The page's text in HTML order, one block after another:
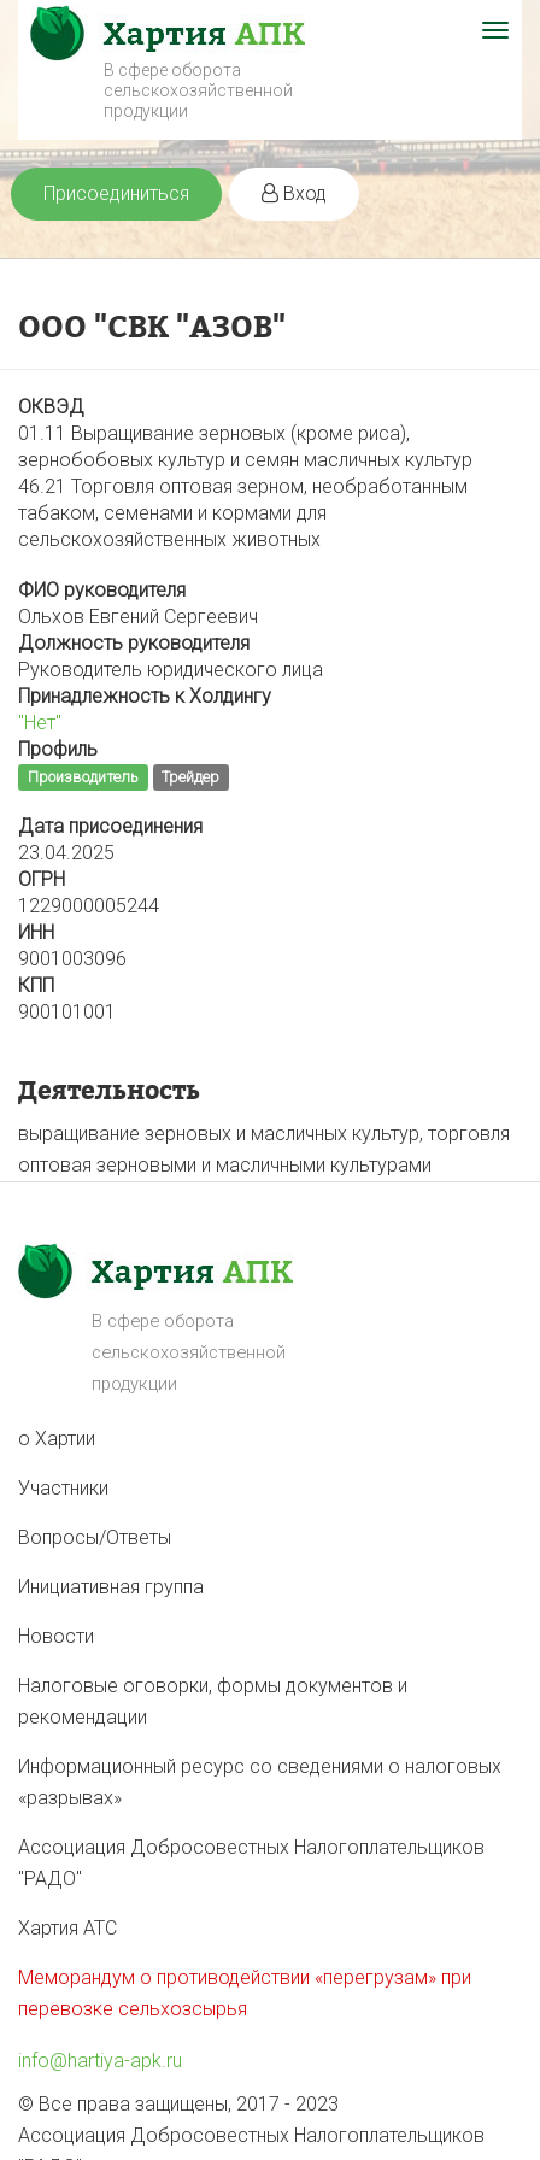
В сфере оборота
сельскохозяйственной
продукции
Присоединиться Вход
ООО "СВК "АЗОВ"
ОКВЭД
01.11 Выращивание зерновых (кроме риса),
зернобобовых культур и семян масличных культур
46.21 Торговля оптовая зерном, необработанным
табаком, семенами и кормами для
сельскохозяйственных животных
ФИО руководителя
Ольхов Евгений Сергеевич
Должность руководителя
Руководитель юридического лица
Принадлежность к Холдингу
"Нет"
Профиль
Производитель Трейдер
Дата присоединения
23.04.2025
ОГРН
1229000005244
ИНН
9001003096
КПП
900101001
Деятельность
выращивание зерновых и масличных культур, торговля
оптовая зерновыми и масличными культурами
В сфере оборота
сельскохозяйственной
продукции
о Хартии
Участники
Вопросы/Ответы
Инициативная группа
Новости
Налоговые оговорки, формы документов и
рекомендации
Информационный ресурс со сведениями о налоговых
«разрывах»
Ассоциация Добросовестных Налогоплательщиков
"РАДО"
Хартия АТС
Меморандум о противодействии «перегрузам» при
перевозке сельхозсырья
info@hartiya-apk.ru
© Все права защищены, 2017 - 2023
Ассоциация Добросовестных Налогоплательщиков